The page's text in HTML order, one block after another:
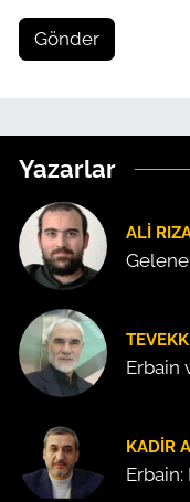
Gönder
Yazarlar
ALI
Erbain
KADIR
Erbain: